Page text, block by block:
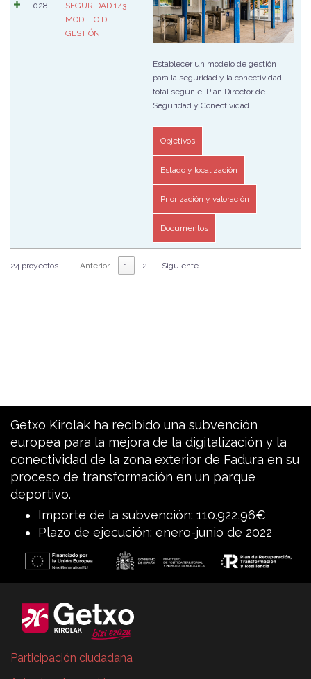
028
SEGURIDAD 1/3.
MODELO DE
GESTIÓN
Establecer un modelo de gestión
para la seguridad y la conectividad
total según el Plan Director de
Seguridad y Conectividad.
Objetivos
Estado y localización
Priorización y valoración
Documentos
24 proyectos Anterior 1 2 Siguiente
Getxo Kirolak ha recibido una subvención
europea para la mejora de la digitalización y la
conectividad de la zona exterior de Fadura en su
proceso de transformación en un parque
deportivo.
Importe de la subvención: 110.922,96€
Plazo de ejecución: enero-junio de 2022
Participación ciudadana